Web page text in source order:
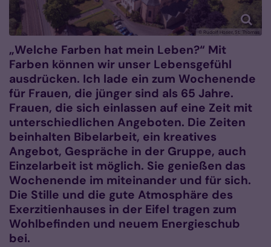
© Rudolf Höser, St. Thomas
„Welche Farben hat mein Leben?“ Mit
Farben können wir unser Lebensgefühl
ausdrücken. Ich lade ein zum Wochenende
für Frauen, die jünger sind als 65 Jahre.
Frauen, die sich einlassen auf eine Zeit mit
unterschiedlichen Angeboten. Die Zeiten
beinhalten Bibelarbeit, ein kreatives
Angebot, Gespräche in der Gruppe, auch
Einzelarbeit ist möglich. Sie genießen das
Wochenende im miteinander und für sich.
Die Stille und die gute Atmosphäre des
Exerzitienhauses in der Eifel tragen zum
Wohlbefinden und neuem Energieschub
bei.